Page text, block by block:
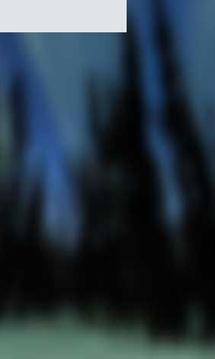
Canada